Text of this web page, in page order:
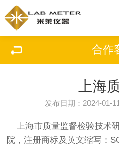
合作
上海
发布日期：2024-01-
上海市质量监督检验技术
院，注册商标及英文缩写：